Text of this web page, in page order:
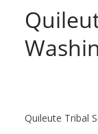
Quileute Tribal